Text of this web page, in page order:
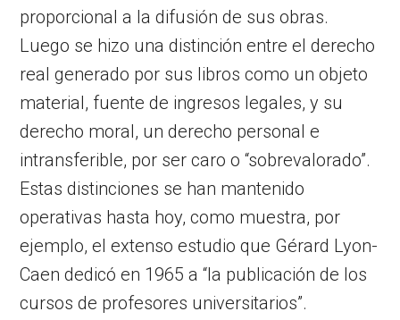
proporcional a la difusión de sus obras.
Luego se hizo una distinción entre el derecho
real generado por sus libros como un objeto
material, fuente de ingresos legales, y su
derecho moral, un derecho personal e
intransferible, por ser caro o “sobrevalorado”.
Estas distinciones se han mantenido
operativas hasta hoy, como muestra, por
ejemplo, el extenso estudio que Gérard Lyon-
Caen dedicó en 1965 a “la publicación de los
cursos de profesores universitarios”.